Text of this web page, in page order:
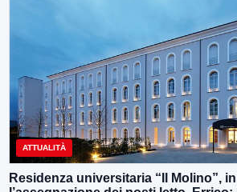
ATTUALITÀ
Residenza universitaria “Il Molino”,